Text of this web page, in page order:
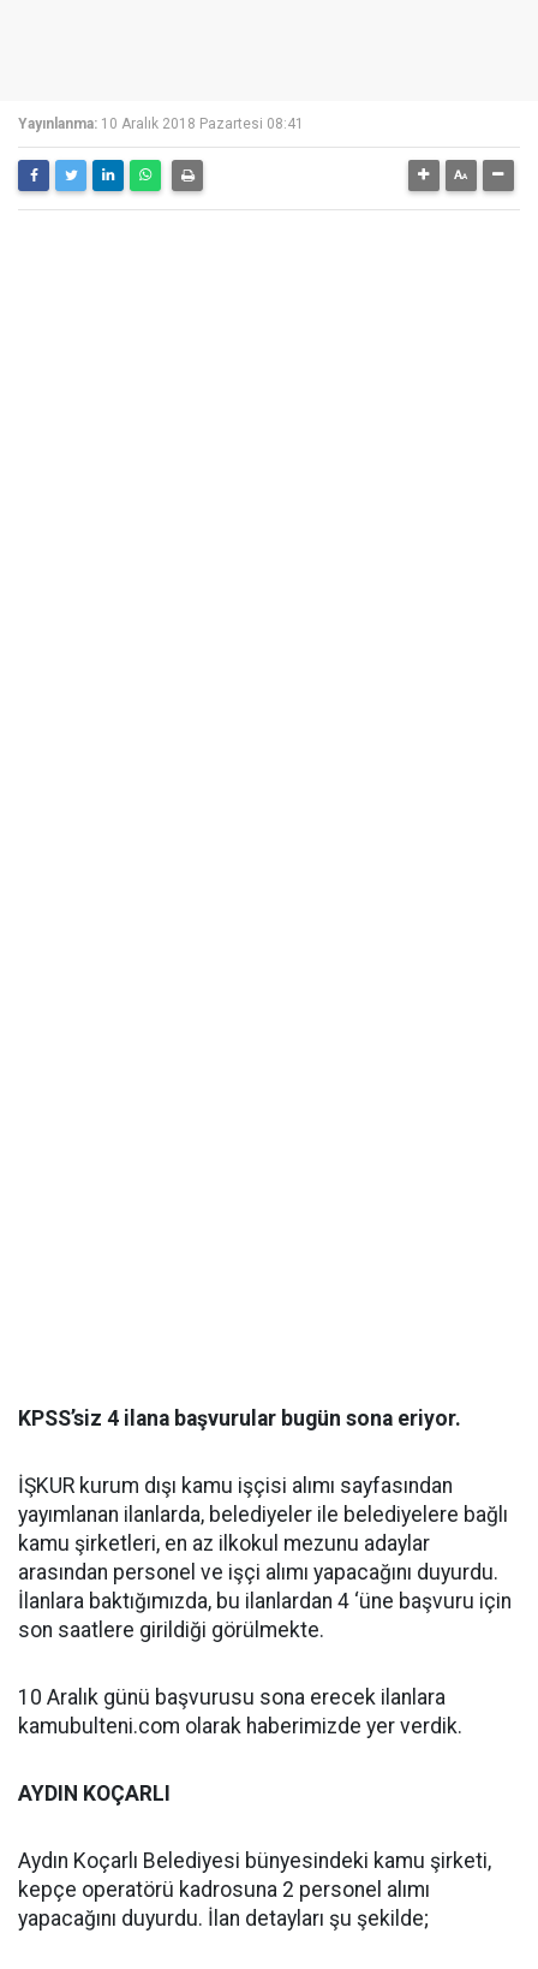
Yayınlanma: 10 Aralık 2018 Pazartesi 08:41
KPSS’siz 4 ilana başvurular bugün sona eriyor.
İŞKUR kurum dışı kamu işçisi alımı sayfasından
yayımlanan ilanlarda, belediyeler ile belediyelere bağlı
kamu şirketleri, en az ilkokul mezunu adaylar
arasından personel ve işçi alımı yapacağını duyurdu.
İlanlara baktığımızda, bu ilanlardan 4 ‘üne başvuru için
son saatlere girildiği görülmekte.
10 Aralık günü başvurusu sona erecek ilanlara
kamubulteni.com olarak haberimizde yer verdik.
AYDIN KOÇARLI
Aydın Koçarlı Belediyesi bünyesindeki kamu şirketi,
kepçe operatörü kadrosuna 2 personel alımı
yapacağını duyurdu. İlan detayları şu şekilde;